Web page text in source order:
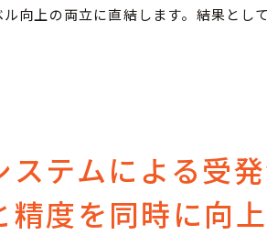
ル向上の両立に直結します。結果とし
ステムによる受
精度を同時に向上